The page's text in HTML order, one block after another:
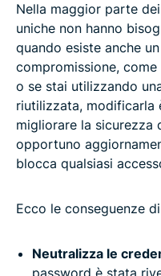
Nella maggior parte
uniche non hanno
quando esiste anche
compromissione,
o se stai utilizzando
riutilizzata, modificarla
migliorare la sicurezza
opportuno
blocca qualsiasi
Ecco le conseguenze
Neutralizza le